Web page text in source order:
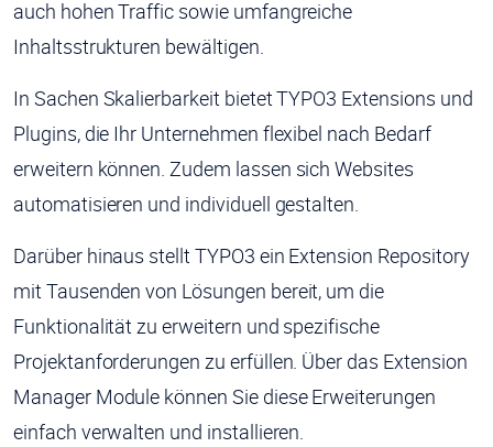
auch hohen Traffic sowie umfangreiche
Inhaltsstrukturen bewältigen.
In Sachen Skalierbarkeit bietet TYPO3 Extensions und
Plugins, die Ihr Unternehmen flexibel nach Bedarf
erweitern können. Zudem lassen sich Websites
automatisieren und individuell gestalten.
Darüber hinaus stellt TYPO3 ein Extension Repository
mit Tausenden von Lösungen bereit, um die
Funktionalität zu erweitern und spezifische
Projektanforderungen zu erfüllen. Über das Extension
Manager Module können Sie diese Erweiterungen
einfach verwalten und installieren.